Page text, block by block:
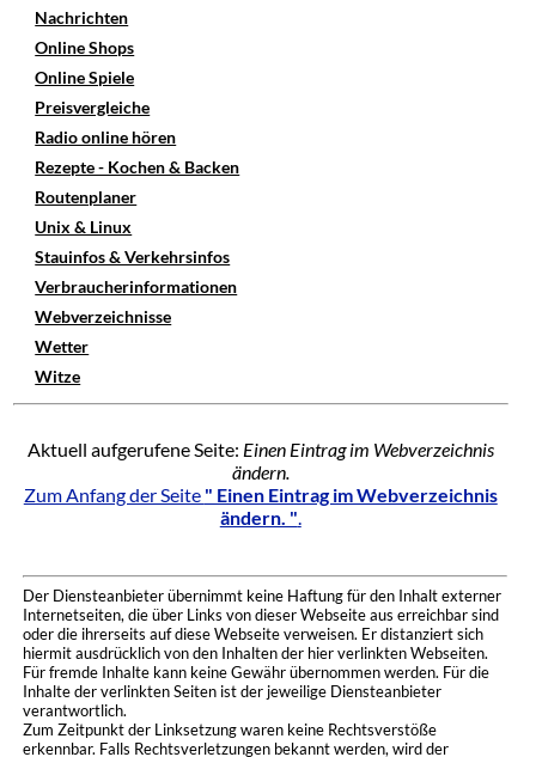
Nachrichten
Online Shops
Online Spiele
Preisvergleiche
Radio online hören
Rezepte - Kochen & Backen
Routenplaner
Unix & Linux
Stauinfos & Verkehrsinfos
Verbraucherinformationen
Webverzeichnisse
Wetter
Witze
Aktuell aufgerufene Seite: Einen Eintrag im Webverzeichnis
ändern.
Zum Anfang der Seite " Einen Eintrag im Webverzeichnis
ändern. ".
Der Diensteanbieter übernimmt keine Haftung für den Inhalt externer
Internetseiten, die über Links von dieser Webseite aus erreichbar sind
oder die ihrerseits auf diese Webseite verweisen. Er distanziert sich
hiermit ausdrücklich von den Inhalten der hier verlinkten Webseiten.
Für fremde Inhalte kann keine Gewähr übernommen werden. Für die
Inhalte der verlinkten Seiten ist der jeweilige Diensteanbieter
verantwortlich.
Zum Zeitpunkt der Linksetzung waren keine Rechtsverstöße
erkennbar. Falls Rechtsverletzungen bekannt werden, wird der